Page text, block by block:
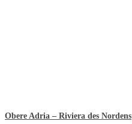
Obere Adria – Riviera des Nordens